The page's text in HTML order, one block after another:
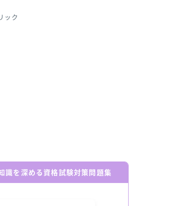
ック
識を深める資格試験対策問題集